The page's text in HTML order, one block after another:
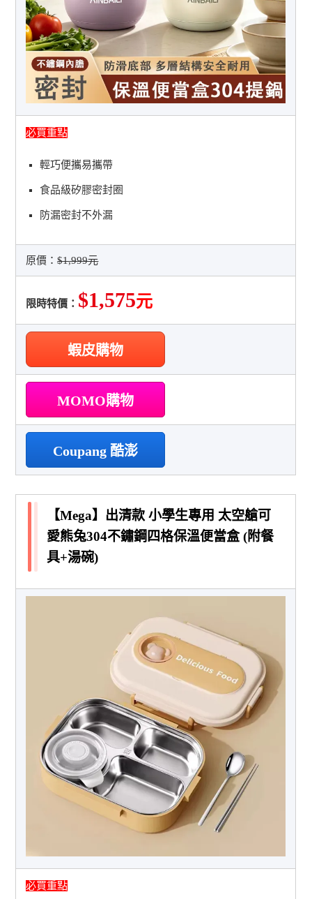
必買重點
輕巧便攜易攜帶
食品級矽膠密封圈
防漏密封不外漏
原價：$1,999元
限時特價： $1,575元
蝦皮購物
MOMO購物
Coupang 酷澎
【Mega】出清款 小學生專用 太空艙可
愛熊兔304不鏽鋼四格保溫便當盒 (附餐
具+湯碗)
必買重點